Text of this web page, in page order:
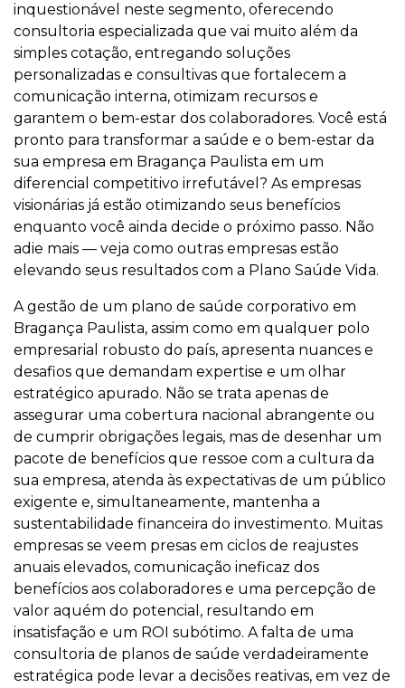
inquestionável neste segmento, oferecendo
consultoria especializada que vai muito além da
simples cotação, entregando soluções
personalizadas e consultivas que fortalecem a
comunicação interna, otimizam recursos e
garantem o bem-estar dos colaboradores. Você está
pronto para transformar a saúde e o bem-estar da
sua empresa em Bragança Paulista em um
diferencial competitivo irrefutável? As empresas
visionárias já estão otimizando seus benefícios
enquanto você ainda decide o próximo passo. Não
adie mais — veja como outras empresas estão
elevando seus resultados com a Plano Saúde Vida.
A gestão de um plano de saúde corporativo em
Bragança Paulista, assim como em qualquer polo
empresarial robusto do país, apresenta nuances e
desafios que demandam expertise e um olhar
estratégico apurado. Não se trata apenas de
assegurar uma cobertura nacional abrangente ou
de cumprir obrigações legais, mas de desenhar um
pacote de benefícios que ressoe com a cultura da
sua empresa, atenda às expectativas de um público
exigente e, simultaneamente, mantenha a
sustentabilidade financeira do investimento. Muitas
empresas se veem presas em ciclos de reajustes
anuais elevados, comunicação ineficaz dos
benefícios aos colaboradores e uma percepção de
valor aquém do potencial, resultando em
insatisfação e um ROI subótimo. A falta de uma
consultoria de planos de saúde verdadeiramente
estratégica pode levar a decisões reativas, em vez de